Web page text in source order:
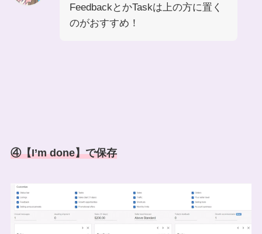
FeedbackとかTaskは上の方に置く
のがおすすめ！
④【I’m done】で保存